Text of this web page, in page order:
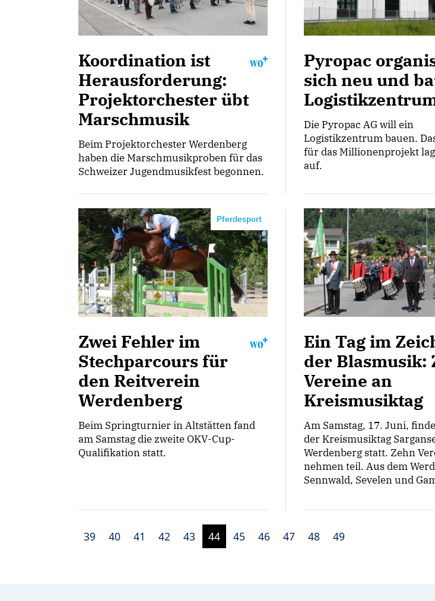
Koordination ist
Herausforderung:
Projektorchester übt
Marschmusik
Beim Projektorchester Werdenberg
haben die Marschmusikproben für das
Schweizer Jugendmusikfest begonnen.
Pyropac
sich neu und
Die Pyropac AG will ein
Logistikzentrum bauen.
für das Millionenprojekt
auf.
Pferdesport
Zwei Fehler im
Stechparcours für
den Reitverein
Werdenberg
Beim Springturnier in Altstätten fand
am Samstag die zweite OKV-Cup-
Qualifikation statt.
Ein Tag im
der Blasmusik:
Vereine an
Kreismusiktag
Am Samstag, 17. Juni,
der Kreismusiktag
Werdenberg statt. Zehn
nehmen teil. Aus dem
Sennwald, Sevelen und
39 40 41 42 43 44 45 46 47 48 49